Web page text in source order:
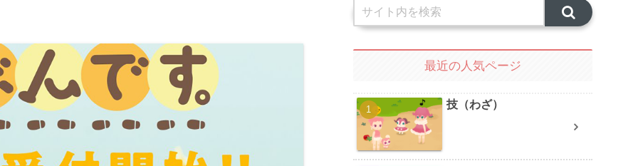
最近の人気ページ
技（わざ）